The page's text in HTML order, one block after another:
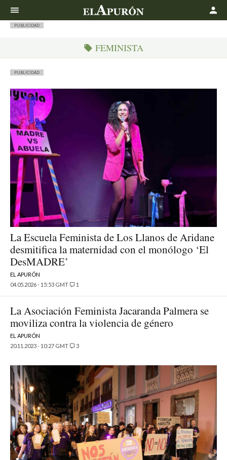
PUBLICIDAD
FEMINISTA
PUBLICIDAD
La Escuela Feminista de Los Llanos de Aridane
desmitifica la maternidad con el monólogo ‘El
DesMADRE’
EL APURÓN
04.05.2026 - 15:53 GMT
1
La Asociación Feminista Jacaranda Palmera se
moviliza contra la violencia de género
EL APURÓN
20.11.2023 - 10:27 GMT
3